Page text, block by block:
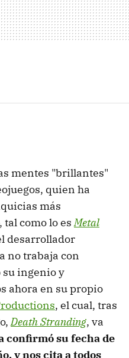
mentes "brillantes"
quien ha
más
tal como lo esMetal
desarrollador
no trabaja con
su ingenio y
ahora en su propio
, el cual, tras
Death Stranding, va
confirmó su fecha de
y nos cita a todos